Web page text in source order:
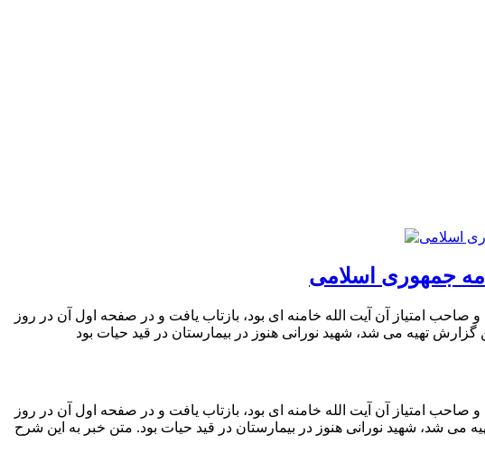
جمهوری اسلامی
امتیاز آن آیت الله خامنه ای بود، بازتاب یافت و در صفحه اول آن در روز
امتیاز آن آیت الله خامنه ای بود، بازتاب یافت و در صفحه اول آن در روز
تهیه می شد، شهید نورانی هنوز در بیمارستان در قید حیات بود. متن خبر به این شرح